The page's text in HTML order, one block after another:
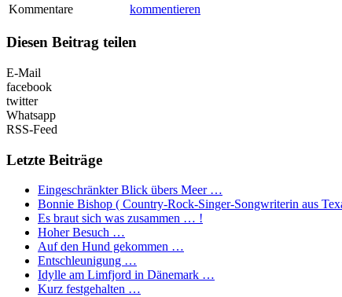
Kommentare
kommentieren
Diesen Beitrag teilen
E-Mail
facebook
twitter
Whatsapp
RSS-Feed
Letzte Beiträge
Eingeschränkter Blick übers Meer …
Bonnie Bishop ( Country-Rock-Singer-Songwriterin aus
Es braut sich was zusammen … !
Hoher Besuch …
Auf den Hund gekommen …
Entschleunigung …
Idylle am Limfjord in Dänemark …
Kurz festgehalten …